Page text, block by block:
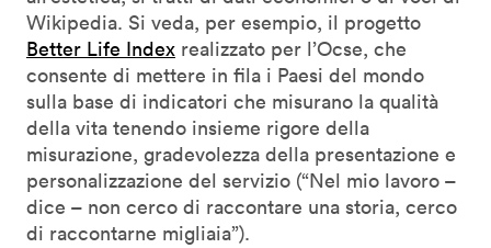
Wikipedia. Si veda, per esempio, il progetto
Better Life Index realizzato per l’Ocse, che
consente di mettere in fila i Paesi del mondo
sulla base di indicatori che misurano la qualità
della vita tenendo insieme rigore della
misurazione, gradevolezza della presentazione e
personalizzazione del servizio (“Nel mio lavoro –
dice – non cerco di raccontare una storia, cerco
di raccontarne migliaia”).